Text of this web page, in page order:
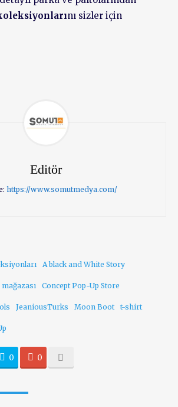
nı sizler için
Editör
https://www.somutmedya.com/
A black and White Story
Concept Pop-Up Store
JeaniousTurks Moon Boot t-shirt
0 0